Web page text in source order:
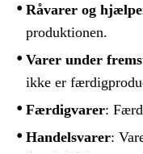
Råvarer og
produktionen.
Varer under
ikke er
Færdigvarer:
Handelsvarer: